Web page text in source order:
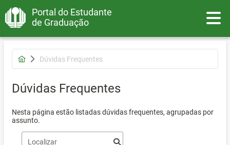
Portal do Estudante
de Graduação
Dúvidas Frequentes
Dúvidas Frequentes
Nesta página estão listadas dúvidas frequentes, agrupadas por
assunto.